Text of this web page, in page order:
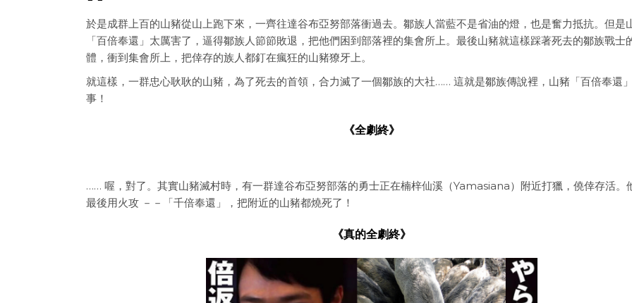
於是成群上百的山豬從山上跑下來，一齊往達谷布亞努部落衝過去。鄒族人當藍不是省油的燈，也是奮力抵抗。但是
「百倍奉還」太厲害了，逼得鄒族人節節敗退，把他們困到部落裡的集會所上。最後山豬就這樣踩著死去的鄒族戰士
體，衝到集會所上，把倖存的族人都釘在瘋狂的山豬獠牙上。
就這樣，一群忠心耿耿的山豬，為了死去的首領，合力滅了一個鄒族的大社…… 這就是鄒族傳說裡，山豬「百倍奉還
事！
《全劇終》
…… 喔，對了。其實山豬滅村時，有一群達谷布亞努部落的勇士正在楠梓仙溪（Yamasiana）附近打獵，僥倖存活。
最後用火攻 －－「千倍奉還」，把附近的山豬都燒死了！
《真的全劇終》